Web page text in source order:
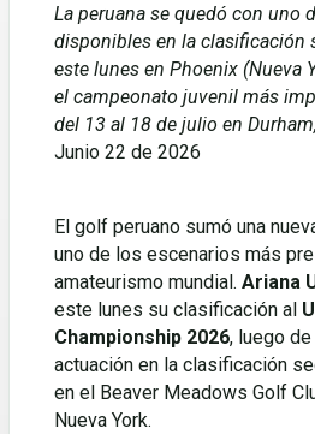
La peruana se quedó con uno
disponibles en la clasificación
este lunes en Phoenix (Nueva
el campeonato juvenil más
del 13 al 18 de julio en
Junio 22 de 2026
El golf peruano sumó una
uno de los escenarios más
amateurismo mundial. Ariana
este lunes su clasificación al
Championship 2026, luego
actuación en la clasificación
en el Beaver Meadows Golf
Nueva York.